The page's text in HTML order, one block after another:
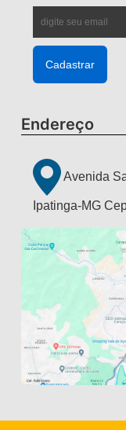
Endereço
Avenida
Ipatinga-MG